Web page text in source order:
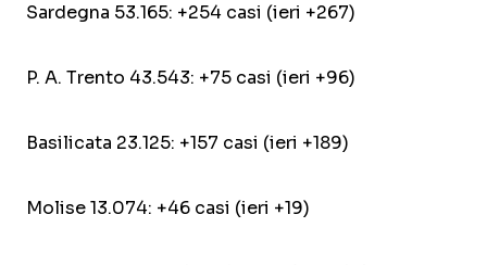
Sardegna 53.165: +254 casi (ieri +267)
P. A. Trento 43.543: +75 casi (ieri +96)
Basilicata 23.125: +157 casi (ieri +189)
Molise 13.074: +46 casi (ieri +19)